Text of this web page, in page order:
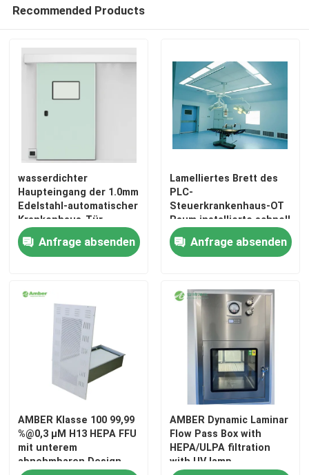
Fälle
Modularer Operationssaal
Modularer Reinraum
Automatische Krankenhaus-Tür
chirurgischer Operationstisch
medizinischer Deckenanhänger
Chirurgisches Licht LED
Operationssaal für Chirurgie
Krankenhaus-Operationssaal
Pharmazeutische Reinraum-Tür
Recommended Products
wasserdichter
Haupteingang der 1.0mm
Edelstahl-automatischer
Krankenhaus-Tür-
1000*2100mm
Anfrage absenden
Lamelliertes Brett des
PLC-
Steuerkrankenhaus-OT
Raum installierte schnell
Anfrage absenden
AMBER Klasse 100 99,99
%@0,3 μM H13 HEPA FFU
mit unterem
abnehmbaren Design
AMBER Dynamic Laminar
Flow Pass Box with
HEPA/ULPA filtration
with UV lamp